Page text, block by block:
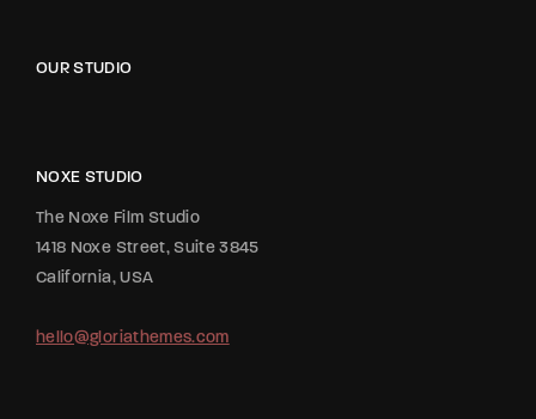
OUR STUDIO
NOXE STUDIO
The Noxe Film Studio
1418 Noxe Street, Suite 3845
California, USA
hello@gloriathemes.com